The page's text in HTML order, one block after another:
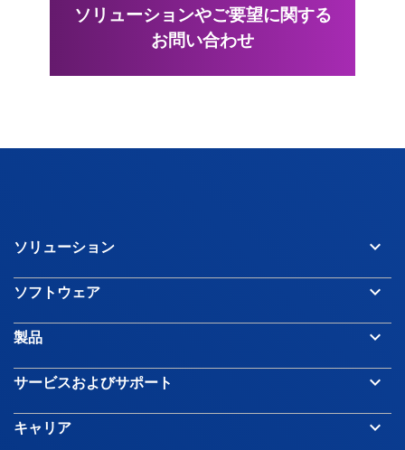
ソリューションやご要望に関する
お問い合わせ
ソリューション keyboard_arrow_down
ソフトウェア keyboard_arrow_down
製品 keyboard_arrow_down
サービスおよびサポート keyboard_arrow_down
キャリア keyboard_arrow_down